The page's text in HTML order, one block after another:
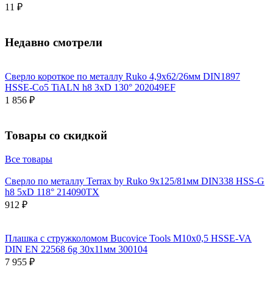
11 ₽
Недавно смотрели
Сверло короткое по металлу Ruko 4,9x62/26мм DIN1897
HSSE-Co5 TiALN h8 3xD 130° 202049EF
1 856 ₽
Товары со скидкой
Все товары
Сверло по металлу Terrax by Ruko 9x125/81мм DIN338 HSS-G
h8 5xD 118° 214090TX
912 ₽
Плашка с стружколомом Bucovice Tools М10х0,5 HSSE-VA
DIN EN 22568 6g 30х11мм 300104
7 955 ₽